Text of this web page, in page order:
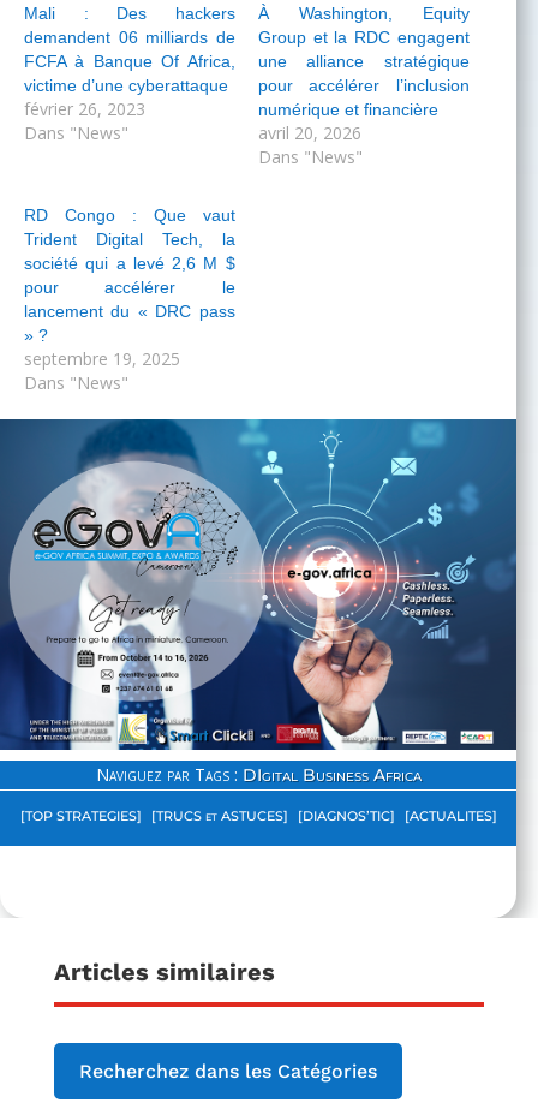
Mali : Des hackers
demandent 06 milliards de
FCFA à Banque Of Africa,
victime d’une cyberattaque
février 26, 2023
Dans "News"
À Washington, Equity
Group et la RDC engagent
une alliance stratégique
pour accélérer l’inclusion
numérique et financière
avril 20, 2026
Dans "News"
RD Congo : Que vaut
Trident Digital Tech, la
société qui a levé 2,6 M $
pour accélérer le
lancement du « DRC pass
» ?
septembre 19, 2025
Dans "News"
Naviguez par Tags : DIgital Business Africa
[TOP STRATEGIES] [TRUCS et ASTUCES] [DIAGNOS’TIC] [ACTUALITES]
Articles similaires
Recherchez dans les Catégories